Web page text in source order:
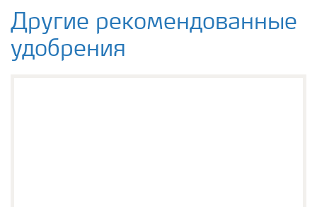
Другие рекомендованные
удобрения